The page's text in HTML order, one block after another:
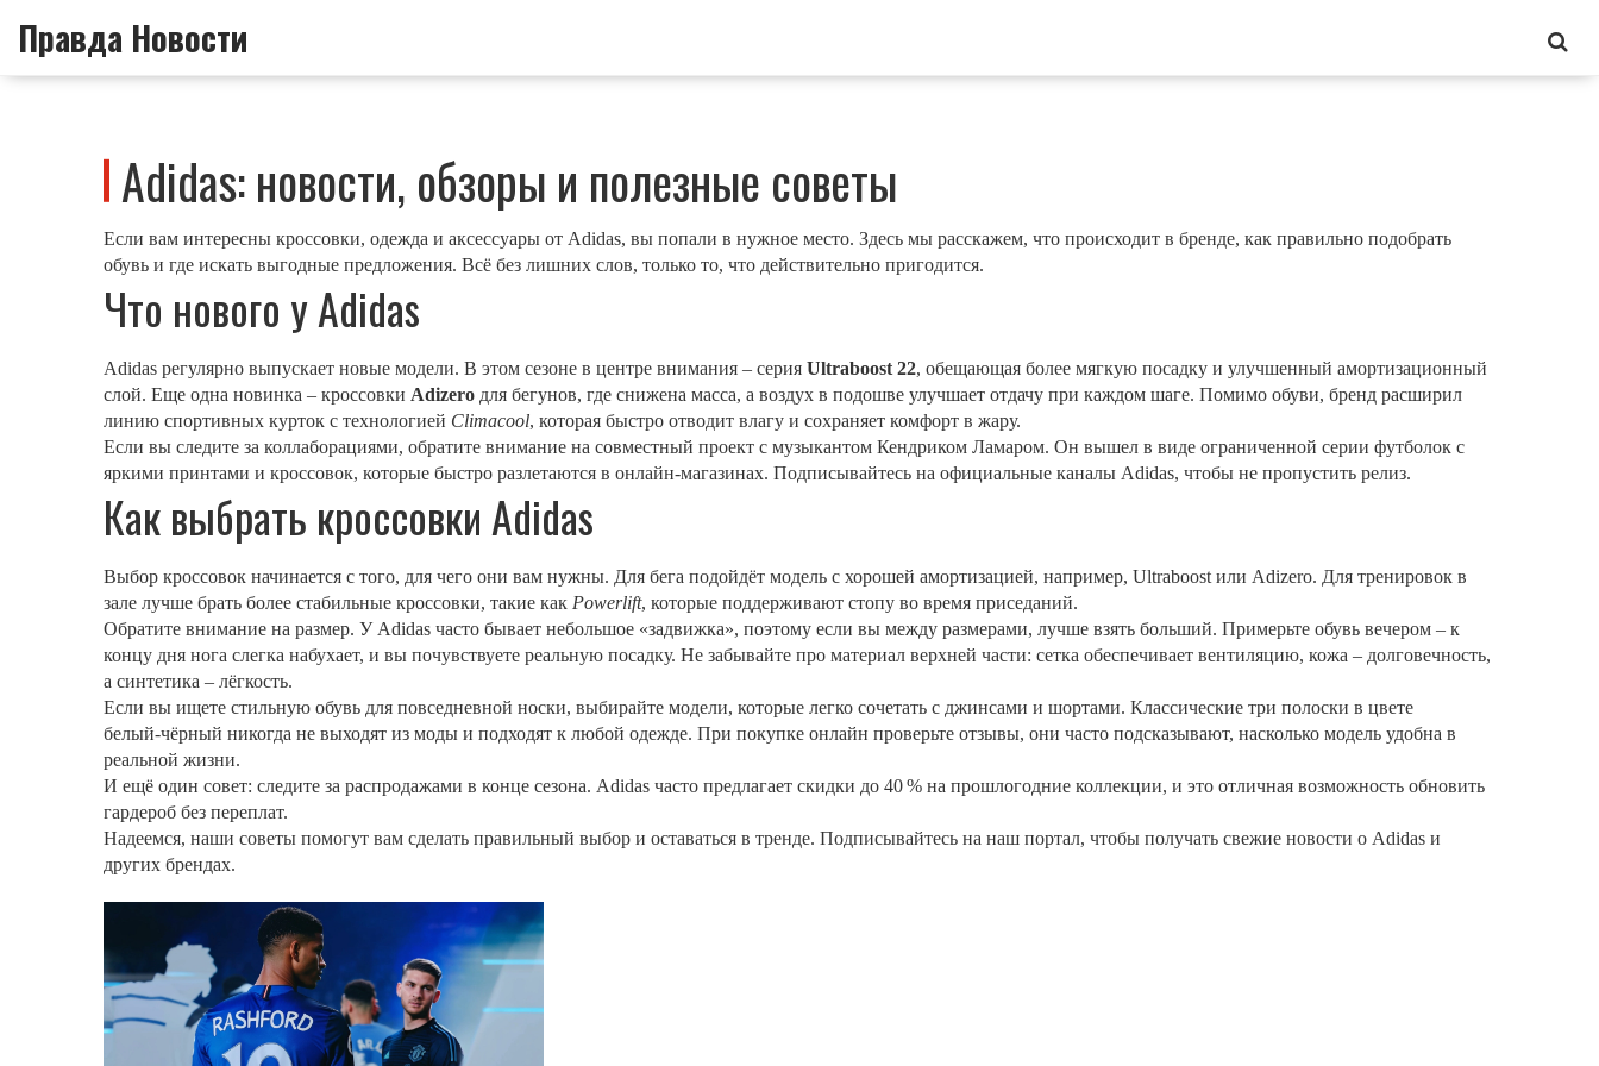
Правда Новости
Adidas: новости, обзоры и полезные советы
Если вам интересны кроссовки, одежда и аксессуары от Adidas, вы попали в нужное место. Здесь мы расскажем, что происходит в бренде, как правильно подобрать
обувь и где искать выгодные предложения. Всё без лишних слов, только то, что действительно пригодится.
Что нового у Adidas
Adidas регулярно выпускает новые модели. В этом сезоне в центре внимания – серия Ultraboost 22, обещающая более мягкую посадку и улучшенный амортизационный
слой. Еще одна новинка – кроссовки Adizero для бегунов, где снижена масса, а воздух в подошве улучшает отдачу при каждом шаге. Помимо обуви, бренд расширил
линию спортивных курток с технологией Climacool, которая быстро отводит влагу и сохраняет комфорт в жару.
Если вы следите за коллаборациями, обратите внимание на совместный проект с музыкантом Кендриком Ламаром. Он вышел в виде ограниченной серии футболок с
яркими принтами и кроссовок, которые быстро разлетаются в онлайн‑магазинах. Подписывайтесь на официальные каналы Adidas, чтобы не пропустить релиз.
Как выбрать кроссовки Adidas
Выбор кроссовок начинается с того, для чего они вам нужны. Для бега подойдёт модель с хорошей амортизацией, например, Ultraboost или Adizero. Для тренировок в
зале лучше брать более стабильные кроссовки, такие как Powerlift, которые поддерживают стопу во время приседаний.
Обратите внимание на размер. У Adidas часто бывает небольшое «задвижка», поэтому если вы между размерами, лучше взять больший. Примерьте обувь вечером – к
концу дня нога слегка набухает, и вы почувствуете реальную посадку. Не забывайте про материал верхней части: сетка обеспечивает вентиляцию, кожа – долговечность,
а синтетика – лёгкость.
Если вы ищете стильную обувь для повседневной носки, выбирайте модели, которые легко сочетать с джинсами и шортами. Классические три полоски в цвете
белый‑чёрный никогда не выходят из моды и подходят к любой одежде. При покупке онлайн проверьте отзывы, они часто подсказывают, насколько модель удобна в
реальной жизни.
И ещё один совет: следите за распродажами в конце сезона. Adidas часто предлагает скидки до 40 % на прошлогодние коллекции, и это отличная возможность обновить
гардероб без переплат.
Надеемся, наши советы помогут вам сделать правильный выбор и оставаться в тренде. Подписывайтесь на наш портал, чтобы получать свежие новости о Adidas и
других брендах.